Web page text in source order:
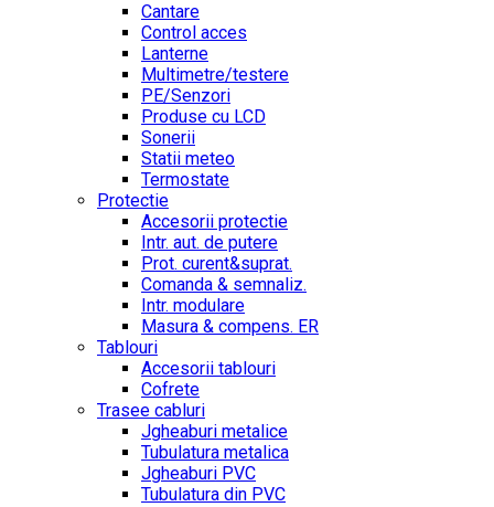
Cantare
Control acces
Lanterne
Multimetre/testere
PE/Senzori
Produse cu LCD
Sonerii
Statii meteo
Termostate
Protectie
Accesorii protectie
Intr. aut. de putere
Prot. curent&suprat.
Comanda & semnaliz.
Intr. modulare
Masura & compens. ER
Tablouri
Accesorii tablouri
Cofrete
Trasee cabluri
Jgheaburi metalice
Tubulatura metalica
Jgheaburi PVC
Tubulatura din PVC